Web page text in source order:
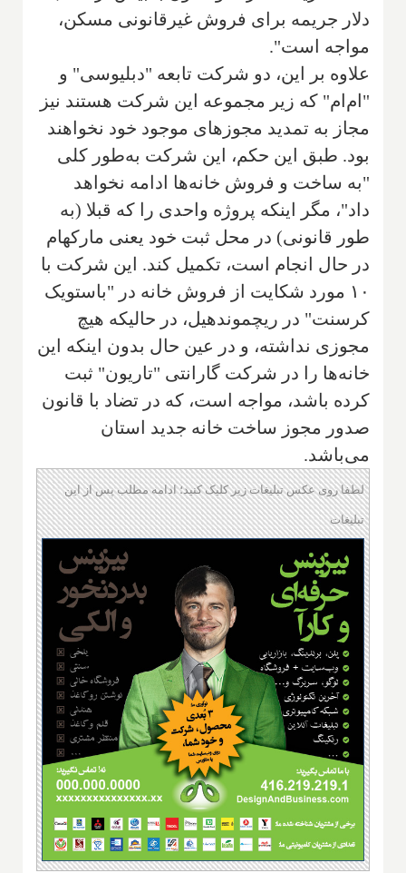
دلار جریمه برای فروش غیرقانونی مسکن،
مواجه است".
علاوه بر این، دو شرکت تابعه "دبلیوسی" و
"ام‌ام" که زیر مجموعه این شرکت هستند نیز
مجاز به تمدید مجوزهای موجود خود نخواهند
بود. طبق این حکم، این شرکت به‌طور کلی
"به ساخت و فروش خانه‌ها ادامه نخواهد
داد"، مگر اینکه پروژه واحدی را که قبلا (به
طور قانونی) در محل ثبت خود یعنی مارکهام
در حال انجام است، تکمیل کند. این شرکت با
۱۰ مورد شکایت از فروش خانه در "باستویک
کرسنت" در ریچموندهیل، در حالیکه هیچ
مجوزی نداشته، و در عین حال بدون اینکه این
خانه‌ها را در شرکت گارانتی "تاریون" ثبت
کرده باشد، مواجه است، که در تضاد با قانون
صدور مجوز ساخت خانه جدید استان
می‌باشد.
لطفا روی عکس تبلیغات زیر کلیک کنید؛ ادامه مطلب پس از این
تبلیغات